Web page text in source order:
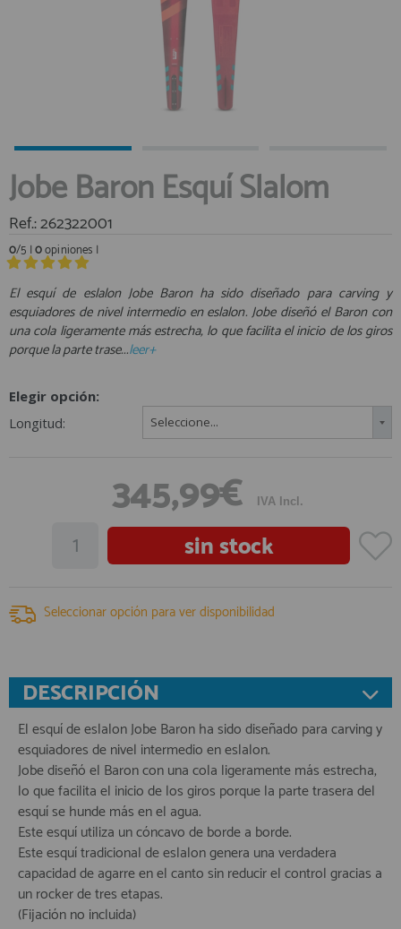
910 60 71 03
HORARIO de TIENDA:
de 10:00 a 20:00 de Lunes a Viernes
Sábados de 10:00 a 14:00
910 51 49 87
info@francobordo.com
registro profesional
Jobe Baron Esquí Slalom
Ref.: 262322001
0/5 |0opiniones |
El esquí de eslalon Jobe Baron ha sido diseñado para carving y
esquiadores de nivel intermedio en eslalon. Jobe diseñó el Baron con
una cola ligeramente más estrecha, lo que facilita el inicio de los giros
porque la parte trase...leer+
Elegir opción:
Longitud:
Seleccione...
345,99€ IVA Incl.
Seleccionar opción para ver disponibilidad
DESCRIPCIÓN
El esquí de eslalon Jobe Baron ha sido diseñado para carving y
esquiadores de nivel intermedio en eslalon.
Jobe diseñó el Baron con una cola ligeramente más estrecha,
lo que facilita el inicio de los giros porque la parte trasera del
esquí se hunde más en el agua.
Este esquí utiliza un cóncavo de borde a borde.
Este esquí tradicional de eslalon genera una verdadera
capacidad de agarre en el canto sin reducir el control gracias a
un rocker de tres etapas.
(Fijación no incluida)